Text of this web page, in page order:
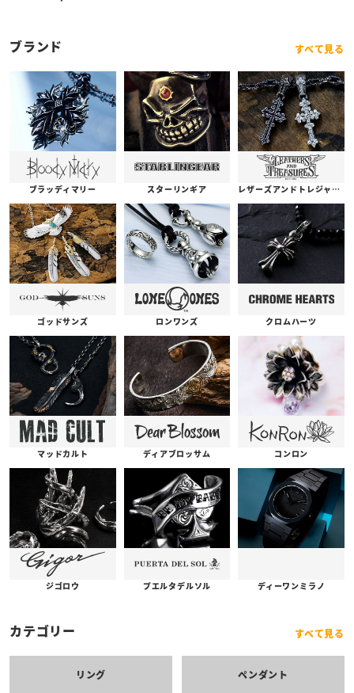
ブランド すべて見る
ブラッディマリー スターリンギア レザーズアンドトレジャーズ
ゴッドサンズ ロンワンズ クロムハーツ
マッドカルト ディアブロッサム コンロン
ジゴロウ プエルタデルソル ディーワンミラノ
カテゴリー すべて見る
リング ペンダント